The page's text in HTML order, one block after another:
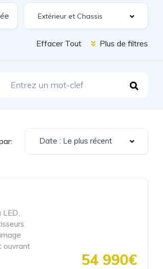
Extérieur et Chassis
Effacer Tout Plus de filtres
Date : Le plus récent
LED,
ouvrant
54 990€